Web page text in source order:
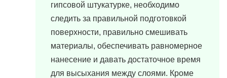
гипсовой штукатурке, необходимо
следить за правильной подготовкой
поверхности, правильно смешивать
материалы, обеспечивать равномерное
нанесение и давать достаточное время
для высыхания между слоями. Кроме